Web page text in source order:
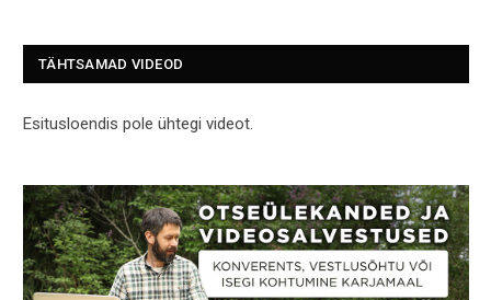
TÄHTSAMAD VIDEOD
Esitusloendis pole ühtegi videot.